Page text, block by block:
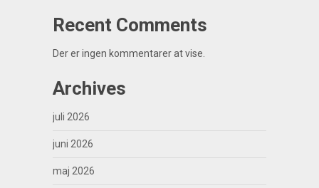
Recent Comments
Der er ingen kommentarer at vise.
Archives
juli 2026
juni 2026
maj 2026